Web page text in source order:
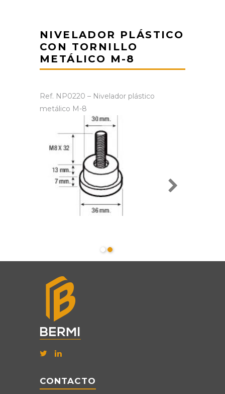
NIVELADOR PLÁSTICO
CON TORNILLO
METÁLICO M-8
Ref. NP0220 – Nivelador plástico
metálico M-8
CONTACTO